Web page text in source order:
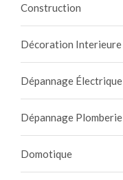
Construction
Décoration Interieure
Dépannage Électrique
Dépannage Plomberie
Domotique